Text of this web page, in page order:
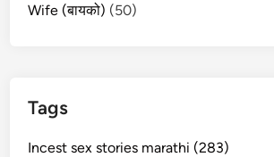
Wife (बायको) (50)
Tags
Incest sex stories marathi (283)